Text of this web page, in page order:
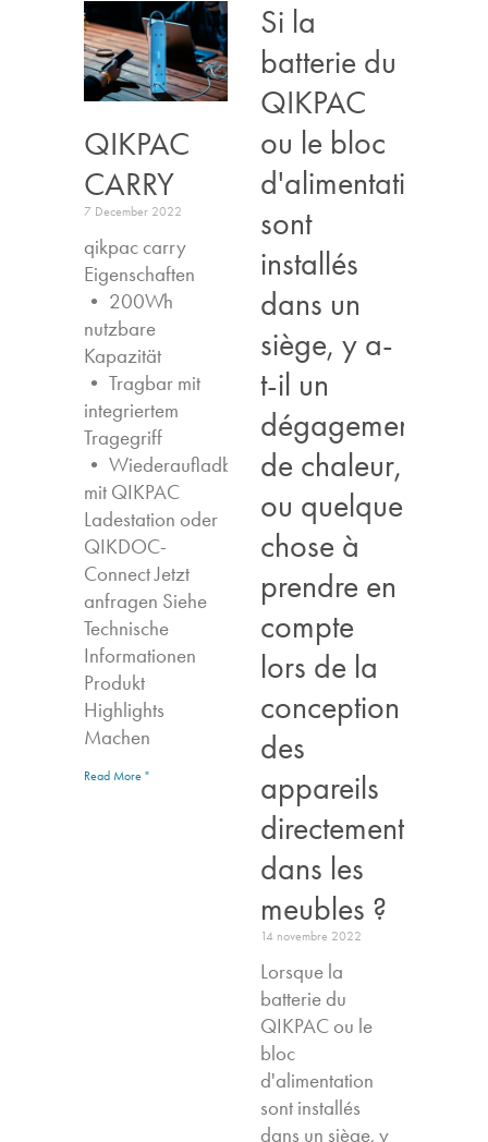
QIKPAC
CARRY
7 December 2022
qikpac carry
Eigenschaften ​
• 200Wh
nutzbare
Kapazität
• Tragbar mit
integriertem
Tragegriff
• Wiederaufladbar
mit QIKPAC
Ladestation oder
QIKDOC-
Connect Jetzt
anfragen​ Siehe
Technische
Informationen
Produkt
Highlights​
Machen
Read More "
Si la
batterie du
QIKPAC
ou le bloc
d'alimentation
sont
installés
dans un
siège, y a-
t-il un
dégagement
de chaleur,
ou quelque
chose à
prendre en
compte
lors de la
conception
des
appareils
directement
dans les
meubles ?
14 novembre 2022
Lorsque la
batterie du
QIKPAC ou le
bloc
d'alimentation
sont installés
dans un siège, y